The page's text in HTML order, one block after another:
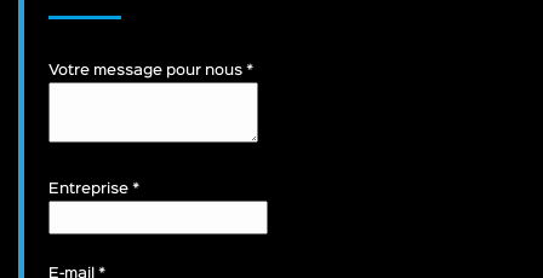
Votre message pour nous *
Entreprise *
E-mail *